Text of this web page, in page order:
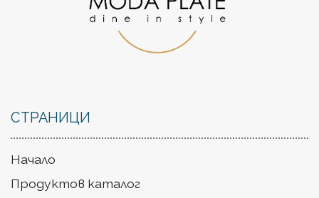
СТРАНИЦИ
Начало
Продуктов каталог